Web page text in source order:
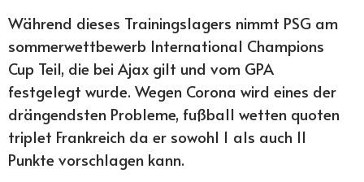
Während dieses Trainingslagers nimmt PSG am
sommerwettbewerb International Champions
Cup Teil, die bei Ajax gilt und vom GPA
festgelegt wurde. Wegen Corona wird eines der
drängendsten Probleme, fußball wetten quoten
triplet Frankreich da er sowohl 1 als auch 11
Punkte vorschlagen kann.